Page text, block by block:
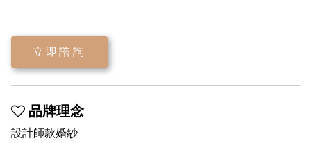
立即諮詢
品牌理念
設計師款婚紗